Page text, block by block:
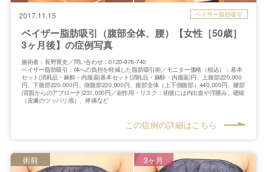
2017.11.15 ベイザー脂肪吸引
ベイザー脂肪吸引（腹部全体、腰）【女性［50歳］
3ヶ月後】の症例写真
施術者：長野寛史／問い合わせ：0120-976-740
ベイザー脂肪吸引：体への負担を軽減した脂肪吸引術／モニター価格（税込）：基本
セット(消耗品・麻酔・内服薬)基本セット(消耗品・麻酔・内服薬)円、上腹部220,000
円、下腹部220,000円、側腹部220,000円、腹部全体（上下側腹部）440,000円、腰部
(背面からのアプローチ)231,000円／副作用・リスク：術後には内出血や浮腫み、硬縮
（皮膚のツッパリ感）、疼痛など
この症例の詳細はこちら
術前 3ヶ月